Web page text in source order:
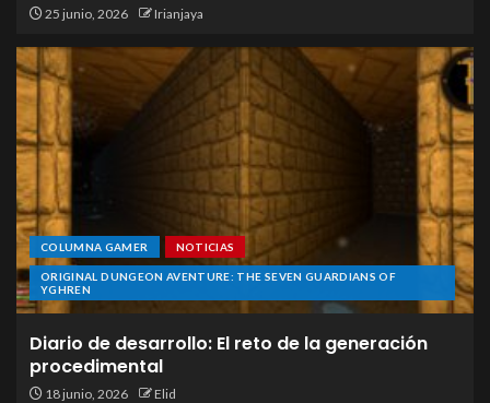
25 junio, 2026 Irianjaya
COLUMNA GAMER NOTICIAS
ORIGINAL DUNGEON AVENTURE: THE SEVEN GUARDIANS OF
YGHREN
Diario de desarrollo: El reto de la generación
procedimental
18 junio, 2026 Elid